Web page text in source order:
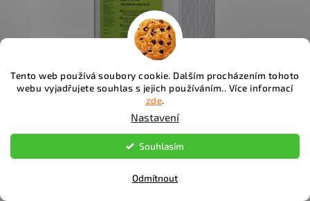
Tento web používá soubory cookie. Dalším procházením tohoto
webu vyjadřujete souhlas s jejich používáním.. Více informací
zde.
Nastavení
Odmítnout
Souhlasím
Glattmittel - vyhlazovací roztok na silikon SG 10, 1l